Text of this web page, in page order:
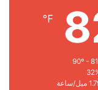
℉
ساعة